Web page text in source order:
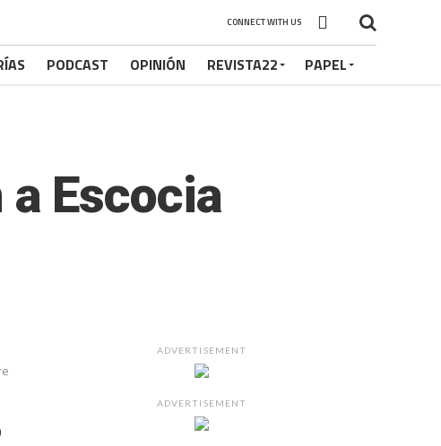
CONNECT WITH US
PODCAST OPINIÓN REVISTA22 PAPEL
Escocia
ADVERTISEMENT
ADVERTISEMENT